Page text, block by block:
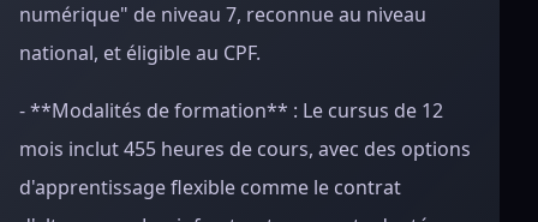
numérique" de niveau 7, reconnue au niveau
national, et éligible au CPF.
- **Modalités de formation** : Le cursus de 12
mois inclut 455 heures de cours, avec des options
d'apprentissage flexible comme le contrat